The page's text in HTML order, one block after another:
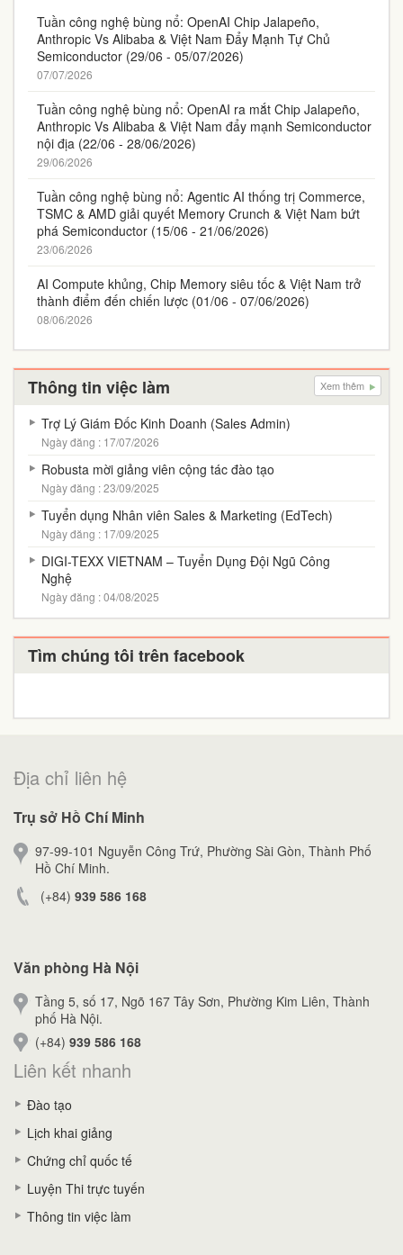
Tuần công nghệ bùng nổ: OpenAI Chip Jalapeño,
Anthropic Vs Alibaba & Việt Nam Đẩy Mạnh Tự Chủ
Semiconductor (29/06 - 05/07/2026)
07/07/2026
Tuần công nghệ bùng nổ: OpenAI ra mắt Chip Jalapeño,
Anthropic Vs Alibaba & Việt Nam đẩy mạnh Semiconductor
nội địa (22/06 - 28/06/2026)
29/06/2026
Tuần công nghệ bùng nổ: Agentic AI thống trị Commerce,
TSMC & AMD giải quyết Memory Crunch & Việt Nam bứt
phá Semiconductor (15/06 - 21/06/2026)
23/06/2026
AI Compute khủng, Chip Memory siêu tốc & Việt Nam trở
thành điểm đến chiến lược (01/06 - 07/06/2026)
08/06/2026
Thông tin việc làm Xem thêm
Trợ Lý Giám Đốc Kinh Doanh (Sales Admin)
Ngày đăng : 17/07/2026
Robusta mời giảng viên cộng tác đào tạo
Ngày đăng : 23/09/2025
Tuyển dụng Nhân viên Sales & Marketing (EdTech)
Ngày đăng : 17/09/2025
DIGI-TEXX VIETNAM – Tuyển Dụng Đội Ngũ Công
Nghệ
Ngày đăng : 04/08/2025
Tìm chúng tôi trên facebook
Địa chỉ liên hệ
Trụ sở Hồ Chí Minh
97-99-101 Nguyễn Công Trứ, Phường Sài Gòn, Thành Phố
Hồ Chí Minh.
(+84) 939 586 168
Văn phòng Hà Nội
Tầng 5, số 17, Ngõ 167 Tây Sơn, Phường Kim Liên, Thành
phố Hà Nội.
(+84) 939 586 168
Liên kết nhanh
Đào tạo
Lịch khai giảng
Chứng chỉ quốc tế
Luyện Thi trực tuyến
Thông tin việc làm